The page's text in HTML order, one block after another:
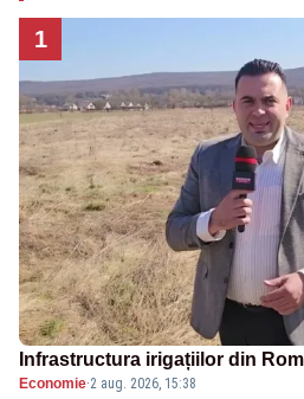
1
Infrastructura irigațiilor din
Economie·2 aug. 2026, 15:38